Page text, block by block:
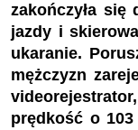
zakończyła
jazdy i
ukaranie.
mężczyzn
prędkość o